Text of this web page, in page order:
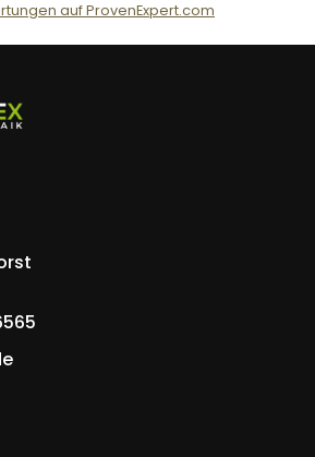
AceFlex GmbH
auf ProvenExpert.com